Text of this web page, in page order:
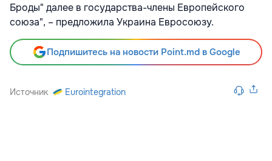
Броды" далее в государства-члены Европейского
союза", – предложила Украина Евросоюзу.
Подпишитесь на новости Point.md в Google
Источник Eurointegration